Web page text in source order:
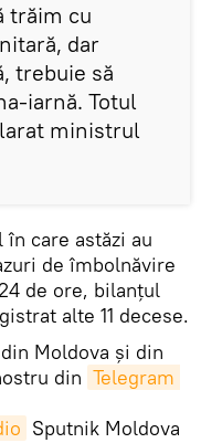
trăim cu
dar
trebuie să
iarnă. Totul
ministrul
care astăzi au
de îmbolnăvire
de ore, bilanţul
alte 11 decese.
din Moldova și din
din Telegram
Sputnik Moldova